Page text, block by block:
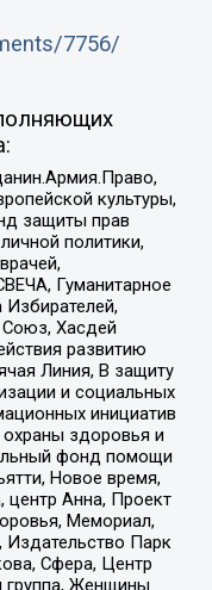
7756/
культуры,
защиты прав
политики,
Гуманитарное
Избирателей,
Союз, Хасдей
развитию
Линия, В защиту
и социальных
инициатив
здоровья и
фонд помощи
Новое время,
центр Анна, Проект
Мемориал,
Парк
Сфера, Центр
группа, Женщины